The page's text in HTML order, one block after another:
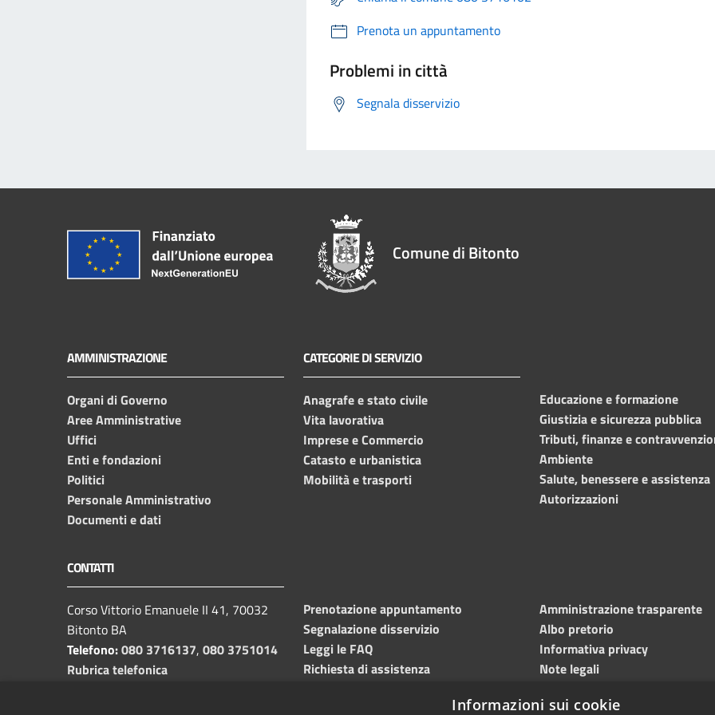
Prenota un appuntamento
Problemi in città
Segnala disservizio
Comune di Bitonto
AMMINISTRAZIONE
Organi di Governo
Aree Amministrative
Uffici
Enti e fondazioni
Politici
Personale Amministrativo
Documenti e dati
CATEGORIE DI SERVIZIO
Anagrafe e stato civile
Vita lavorativa
Imprese e Commercio
Catasto e urbanistica
Mobilità e trasporti
Educazione e formazione
Giustizia e sicurezza pubblica
Tributi, finanze e
Ambiente
Salute, benessere e assistenza
Autorizzazioni
CONTATTI
Corso Vittorio Emanuele II 41, 70032
Bitonto BA
Telefono:080 3716137, 080 3751014
Rubrica telefonica
Prenotazione appuntamento
Segnalazione disservizio
Leggi le FAQ
Richiesta di assistenza
Amministrazione trasparente
Albo pretorio
Informativa privacy
Note legali
Meccanismo di feedback
Informazioni sui cookie